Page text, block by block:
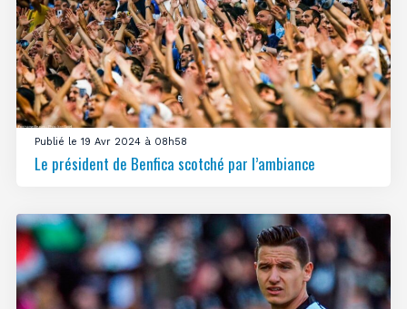
Publié le 19 Avr 2024 à 08h58
Le président de Benfica scotché par l’ambiance